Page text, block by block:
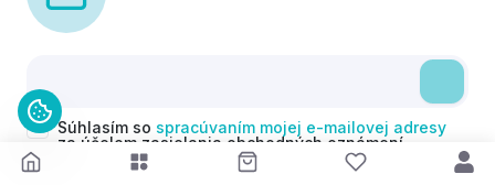
Súhlasím so spracúvaním mojej e-mailovej adresy
za účelom zasielania obchodných oznámení
(newsletterov) v súlade s čl. 6 ods. 1 písm. a)
Nariadenia GDPR. Svoj súhlas môžem kedykoľvek